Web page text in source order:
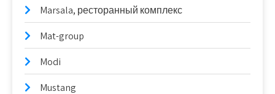
Marsala, ресторанный комплекс
Mat-group
Modi
Mustang